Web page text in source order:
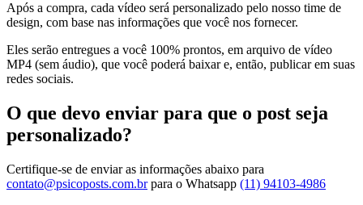
Após a compra, cada vídeo será personalizado pelo nosso time de
design, com base nas informações que você nos fornecer.
Eles serão entregues a você 100% prontos, em arquivo de vídeo
MP4 (sem áudio), que você poderá baixar e, então, publicar em suas
redes sociais.
O que devo enviar para que o post seja
personalizado?
Certifique-se de enviar as informações abaixo para
contato@psicoposts.com.brpara o Whatsapp (11) 94103-4986